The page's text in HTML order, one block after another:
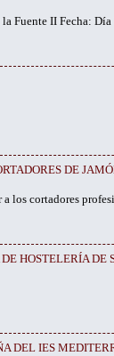
Fuente II Fecha: Día
DE
cortadores
HOSTELERÍA DE
DEL IES